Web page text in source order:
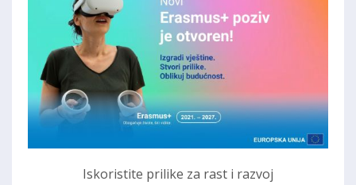
Iskoristite prilike za rast i razvoj